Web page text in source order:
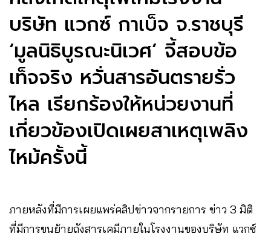
บริษัท แวกซ์ กาเบ็จ จ.ราชบุรี
‘มูลนิธิบูรณะนิเวศ’ จี้สอบข้อ
เท็จจริง หวั่นสารอันตรายรั่ว
ไหล เรียกร้องให้หน่วยงานที่
เกี่ยวข้องเปิดเผยสาเหตุเพลิง
ไหม้ครั้งนี้
ภายหลังที่มีการเผยแพร่คลิปข่าวจากรายการ ข่าว 3 มิติ
ที่มีการขนย้ายถังสารเคมีภายในโรงงานของบริษัท แวกซ์